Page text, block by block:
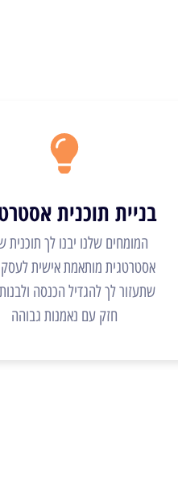
בניית תוכנית
המומחים שלנו יבנו לך תוכנית
אסטרטגית מותאמת אישית
שתעזור לך להגדיל הכנסה
חזק עם נאמנות גבוהה